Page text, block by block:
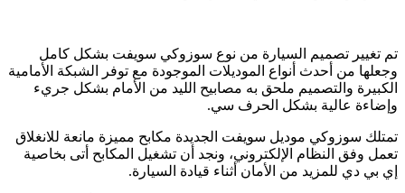
تم تغيير تصميم السيارة من نوع سوزوكي سويفت بشكل كامل
وجعلها من أحدث أنواع الموديلات الموجودة مع توفر الشبكة الأمامية
الكبيرة والتصميم ملحق به مصابيح الليد من الأمام بشكل جريء
وإضاءة عالية بشكل الحرف سي.
تمتلك سوزوكي موديل سويفت الجديدة مكابح مميزة مانعة للانغلاق
تعمل وفق النظام الإلكتروني، ونجد أن تشغيل المكابح أتى بخاصية
إي بي دي للمزيد من الأمان أثناء قيادة السيارة.